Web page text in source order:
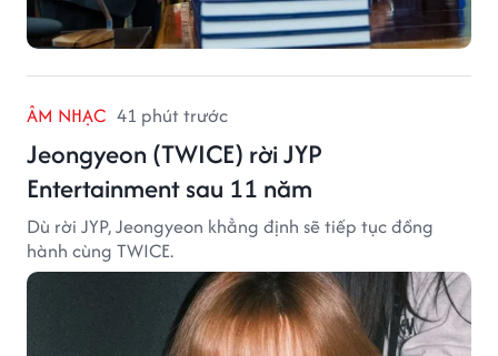
ÂM NHẠC 41 phút trước
Jeongyeon (TWICE) rời JYP
Entertainment sau 11 năm
Dù rời JYP, Jeongyeon khẳng định sẽ tiếp tục đồng
hành cùng TWICE.